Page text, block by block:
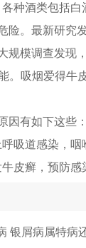
种酒类包括白
险。最新研究
规模调查发现
。吸烟爱得
因有如下这些
吸道感染，
皮癣，预防感
银屑病属特病